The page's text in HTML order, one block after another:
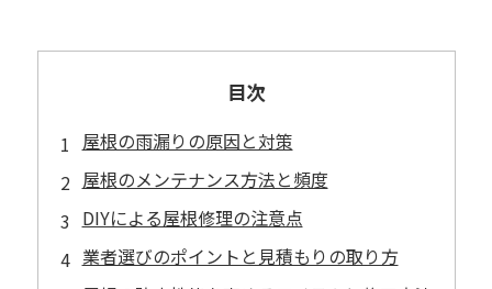
目次
屋根の雨漏りの原因と対策
屋根のメンテナンス方法と頻度
DIYによる屋根修理の注意点
業者選びのポイントと見積もりの取り方